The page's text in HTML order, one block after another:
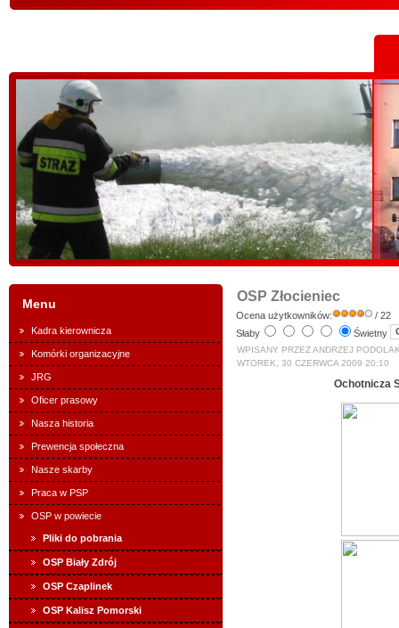
Menu
Kadra kierownicza
Komórki organizacyjne
JRG
Oficer prasowy
Nasza historia
Prewencja społeczna
Nasze skarby
Praca w PSP
OSP w powiecie
Pliki do pobrania
OSP Biały Zdrój
OSP Czaplinek
OSP Kalisz Pomorski
OSP Złocieniec
Ocena użytkowników:
/ 22
Słaby
Świetny
WPISANY PRZEZ ANDRZEJ
WTOREK, 30 CZERWCA 2009 20:10
Ochotnicza